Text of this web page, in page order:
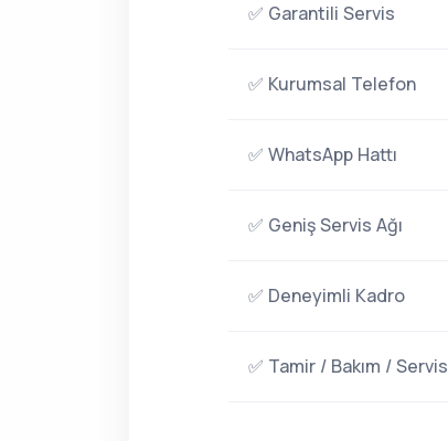
✅ Garantili Servis
✅ Kurumsal Telefon
✅ WhatsApp Hattı
✅ Geniş Servis Ağı
✅ Deneyimli Kadro
✅ Tamir / Bakım / Servis